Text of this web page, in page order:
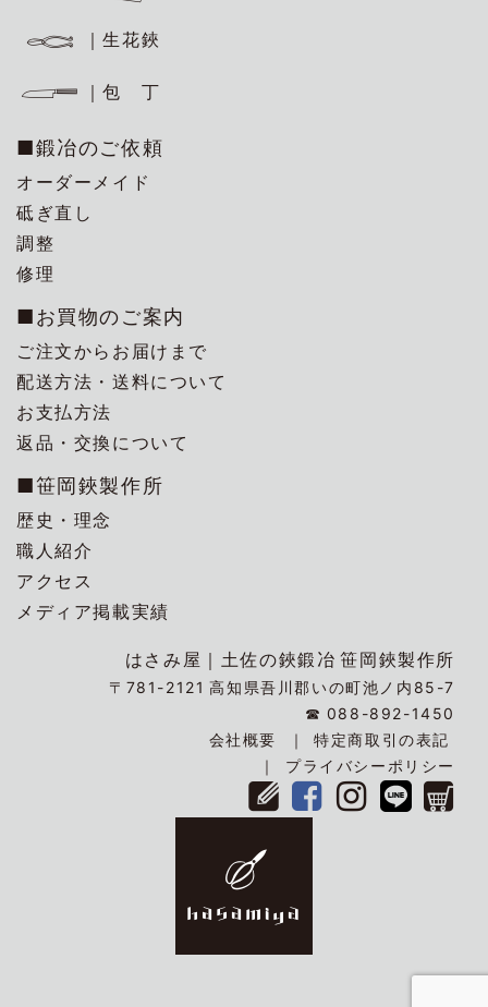
｜生花鋏
｜包 丁
■鍛冶のご依頼
オーダーメイド
砥ぎ直し
調整
修理
■お買物のご案内
ご注文からお届けまで
配送方法・送料について
お支払方法
返品・交換について
■笹岡鋏製作所
歴史・理念
職人紹介
アクセス
メディア掲載実績
はさみ屋｜ 土佐の鋏鍛冶 笹岡鋏製作所
〒781-2121 高知県吾川郡いの町池ノ内85-7
☎ 088-892-1450
会社概要
特定商取引の表記
プライバシーポリシー